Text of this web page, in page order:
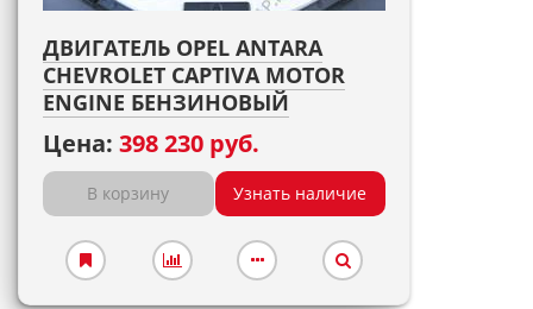
ДВИГАТЕЛЬ OPEL ANTARA
CHEVROLET CAPTIVA MOTOR
ENGINE БЕНЗИНОВЫЙ
Цена: 398 230 руб.
В корзину Узнать наличие